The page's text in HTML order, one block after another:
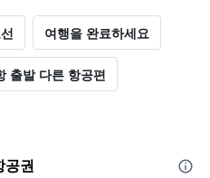
여행을 완료하세요
출발 다른 항공편
공권